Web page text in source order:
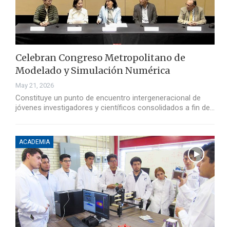
Celebran Congreso Metropolitano de
Modelado y Simulación Numérica
May 21, 2026
Constituye un punto de encuentro intergeneracional de
jóvenes investigadores y científicos consolidados a fin de…
ACADEMIA